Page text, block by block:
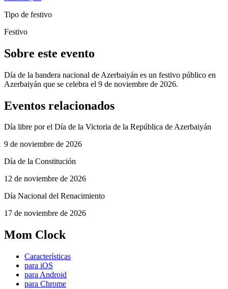
Tipo de festivo
Festivo
Sobre este evento
Día de la bandera nacional de Azerbaiyán es un festivo público en
Azerbaiyán que se celebra el 9 de noviembre de 2026.
Eventos relacionados
Día libre por el Día de la Victoria de la República de Azerbaiyán
9 de noviembre de 2026
Día de la Constitución
12 de noviembre de 2026
Día Nacional del Renacimiento
17 de noviembre de 2026
Mom Clock
Características
para iOS
para Android
para Chrome